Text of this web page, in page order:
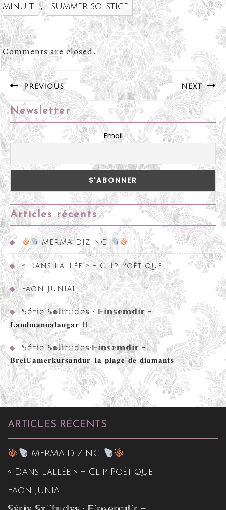
minuit , summer solstice
Comments are closed.
Navigation
de
l’article
PREVIOUS
Previous
post:
NEXT
Next
post:
Newsletter
Email
Articles récents
MERMAIDIZING
« Dans l’allée » – Clip Poétique
Faon Junial
𝕊𝕖́𝕣𝕚𝕖 𝕊𝕠𝕝𝕚𝕥𝕦𝕕𝕖𝕤 • 𝔼𝕚𝕟𝕤𝕖𝕞𝕕𝕚𝕣 –
𝐋𝐚𝐧𝐝𝐦𝐚𝐧𝐧𝐚𝐥𝐚𝐮𝐠𝐚𝐫 II
𝕊𝕖́𝕣𝕚𝕖 𝕊𝕠𝕝𝕚𝕥𝕦𝕕𝕖𝕤•𝔼𝕚𝕟𝕤𝕖𝕞𝕕𝕚𝕣 –
𝐁𝐫𝐞𝐢ð𝐚𝐦𝐞𝐫𝐤𝐮𝐫𝐬𝐚𝐧𝐝𝐮𝐫, 𝐥𝐚 𝐩𝐥𝐚𝐠𝐞 𝐝𝐞 𝐝𝐢𝐚𝐦𝐚𝐧𝐭𝐬
ARTICLES RÉCENTS
MERMAIDIZING
« Dans l’allée » – Clip Poétique
Faon Junial